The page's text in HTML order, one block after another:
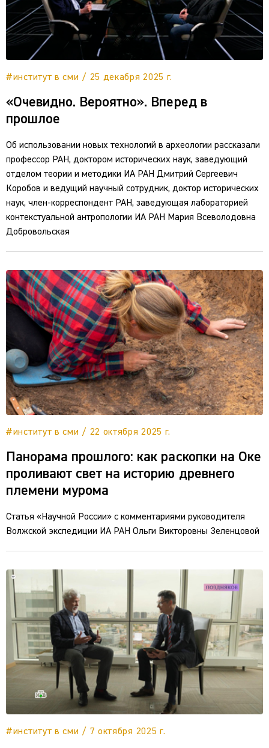
#институт в сми / 25 декабря 2025 г.
«Очевидно. Вероятно». Вперед в
прошлое
Об использовании новых технологий в археологии рассказали
профессор РАН, доктором исторических наук, заведующий
отделом теории и методики ИА РАН Дмитрий Сергеевич
Коробов и ведущий научный сотрудник, доктор исторических
наук, член-корреспондент РАН, заведующая лабораторией
контекстуальной антропологии ИА РАН Мария Всеволодовна
Добровольская
#институт в сми / 22 октября 2025 г.
Панорама прошлого: как раскопки на Оке
проливают свет на историю древнего
племени мурома
Статья «Научной России» с комментариями руководителя
Волжской экспедиции ИА РАН Ольги Викторовны Зеленцовой
#институт в сми / 7 октября 2025 г.